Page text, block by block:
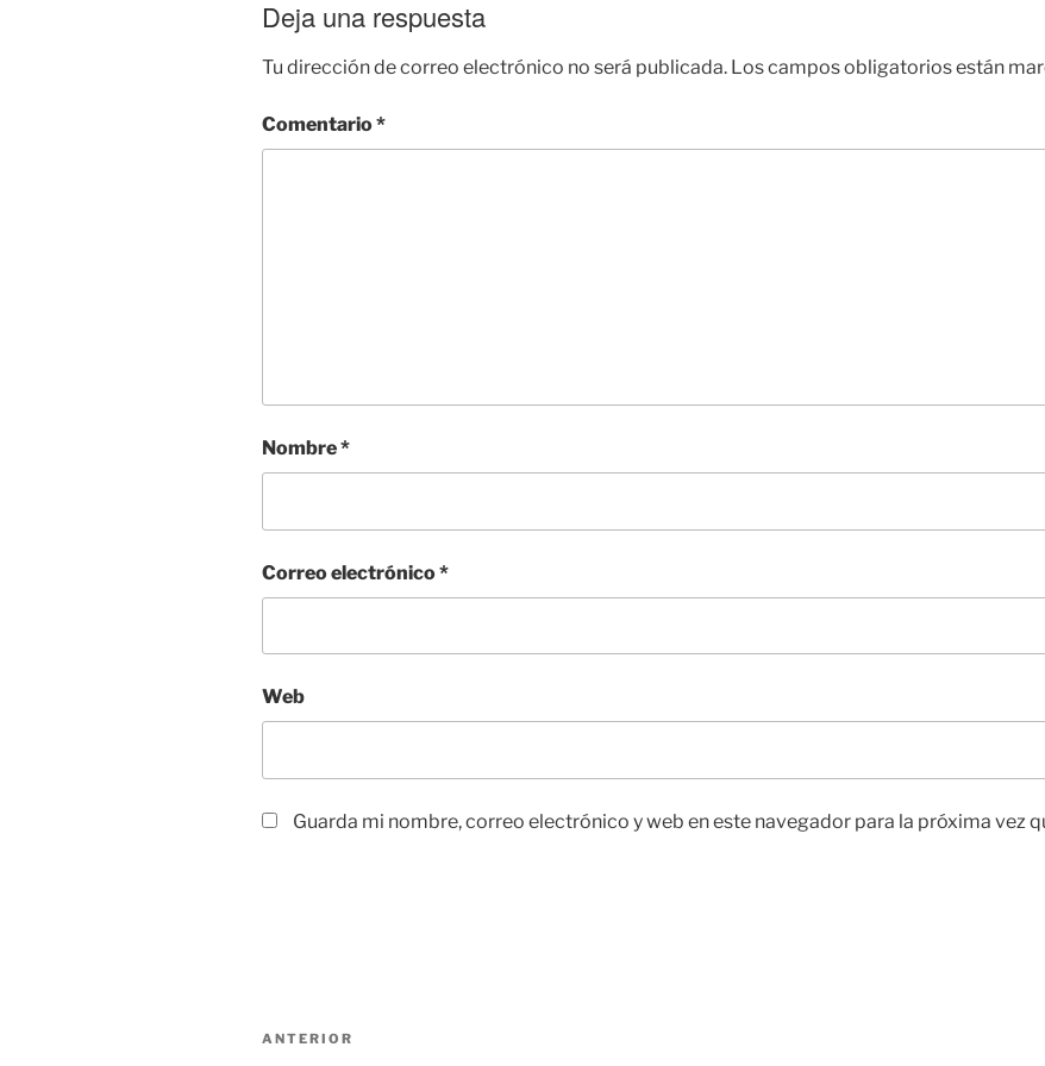
Deja una respuesta
Tu dirección de correo electrónico no será publicada. Los campos obligatorios están
Comentario*
Nombre*
Correo electrónico*
Web
Guarda mi nombre, correo electrónico y web en este navegador para la próxima vez
Navegación
Entrada
ANTERIOR